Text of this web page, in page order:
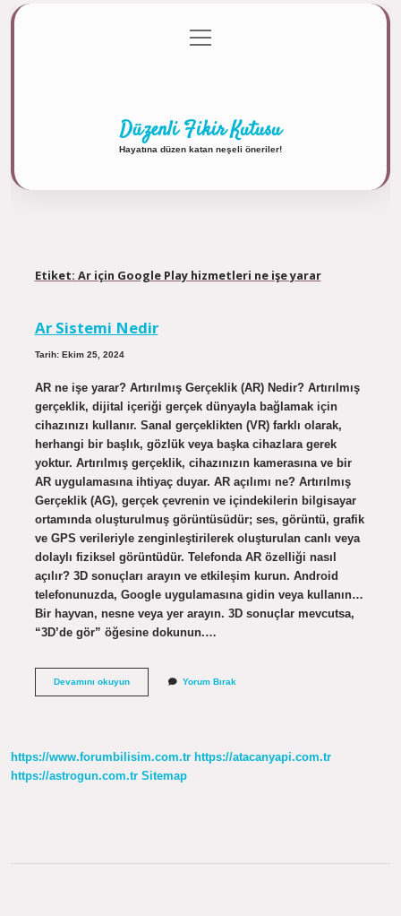
Gizlilik Politikası
menüyü
aç
Düzenli Fikir Kutusu
Hayatına düzen katan neşeli öneriler!
Etiket: Ar için Google Play hizmetleri ne işe yarar
Ar Sistemi Nedir
Tarih: Ekim 25, 2024
AR ne işe yarar? Artırılmış Gerçeklik (AR) Nedir? Artırılmış
gerçeklik, dijital içeriği gerçek dünyayla bağlamak için
cihazınızı kullanır. Sanal gerçeklikten (VR) farklı olarak,
herhangi bir başlık, gözlük veya başka cihazlara gerek
yoktur. Artırılmış gerçeklik, cihazınızın kamerasına ve bir
AR uygulamasına ihtiyaç duyar. AR açılımı ne? Artırılmış
Gerçeklik (AG), gerçek çevrenin ve içindekilerin bilgisayar
ortamında oluşturulmuş görüntüsüdür; ses, görüntü, grafik
ve GPS verileriyle zenginleştirilerek oluşturulan canlı veya
dolaylı fiziksel görüntüdür. Telefonda AR özelliği nasıl
açılır? 3D sonuçları arayın ve etkileşim kurun. Android
telefonunuzda, Google uygulamasına gidin veya kullanın…
Bir hayvan, nesne veya yer arayın. 3D sonuçlar mevcutsa,
“3D’de gör” öğesine dokunun.…
Devamını okuyunAr
Yorum Bırak
https://www.forumbilisim.com.tr https://atacanyapi.com.tr
https://astrogun.com.tr Sitemap